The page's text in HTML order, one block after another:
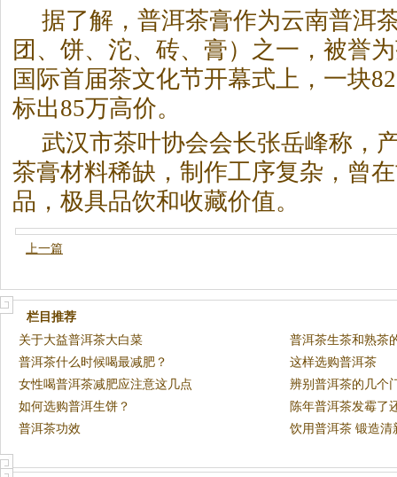
据了解，普洱茶膏作为云南普洱
团、饼、沱、砖、膏）之一，被誉为
国际首届茶文化节开幕式上，一块
标出85万高价。
武汉市茶叶协会会长张岳峰称，
茶膏材料稀缺，制作工序复杂，曾
品，极具品饮和收藏价值。
上一篇
栏目推荐
关于大益普洱茶大白菜
普洱茶生茶和熟茶
普洱茶什么时候喝最减肥？
这样选购普洱茶
女性喝普洱茶减肥应注意这几点
辨别普洱茶的几个
如何选购普洱生饼？
陈年普洱茶发霉了
普洱茶功效
饮用普洱茶 锻造清